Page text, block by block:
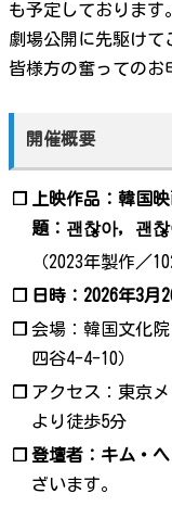
も予定しております。
劇場公開に先駆けて
皆様方の奮ってのお
開催概要
❐
上映作品：韓国
題：괜찮아, 괜
（2023年製作／
❐
日時：2026年3月
❐ 会場：韓国文化
四谷4-4-10）
❐ アクセス：東京
より徒歩5分
❐ 登壇者：キム・
ざいます。